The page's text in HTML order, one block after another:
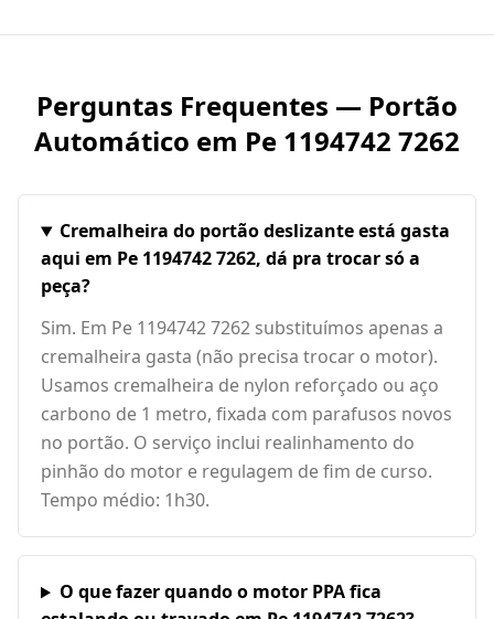
Perguntas Frequentes — Portão
Automático em Pe 1194742 7262
Cremalheira do portão deslizante está gasta
aqui em Pe 1194742 7262, dá pra trocar só a
peça?
Sim. Em Pe 1194742 7262 substituímos apenas a
cremalheira gasta (não precisa trocar o motor).
Usamos cremalheira de nylon reforçado ou aço
carbono de 1 metro, fixada com parafusos novos
no portão. O serviço inclui realinhamento do
pinhão do motor e regulagem de fim de curso.
Tempo médio: 1h30.
O que fazer quando o motor PPA fica